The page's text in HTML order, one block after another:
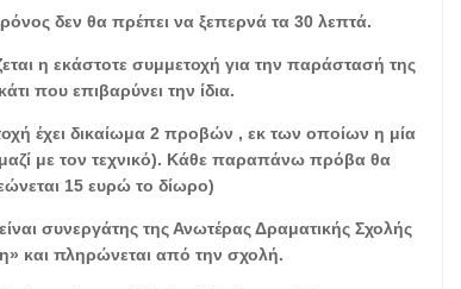
δεν θα πρέπει να ξεπερνά τα 30 λεπτά.
η εκάστοτε συμμετοχή για την παράστασή της
που επιβαρύνει την ίδια.
έχει δικαίωμα 2 προβών , εκ των οποίων η μία
με τον τεχνικό). Κάθε παραπάνω πρόβα θα
15 ευρώ το δίωρο)
συνεργάτης της Ανωτέρας Δραματικής Σχολής
και πληρώνεται από την σχολή.